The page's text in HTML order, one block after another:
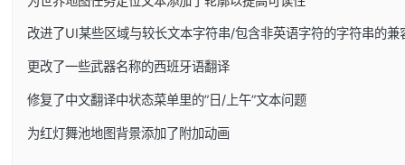
改进了UI某些区域与较长文本字符串/包含非英语字符的字符串的兼
更改了一些武器名称的西班牙语翻译
修复了中文翻译中状态菜单里的”日/上午”文本问题
为红灯舞池地图背景添加了附加动画